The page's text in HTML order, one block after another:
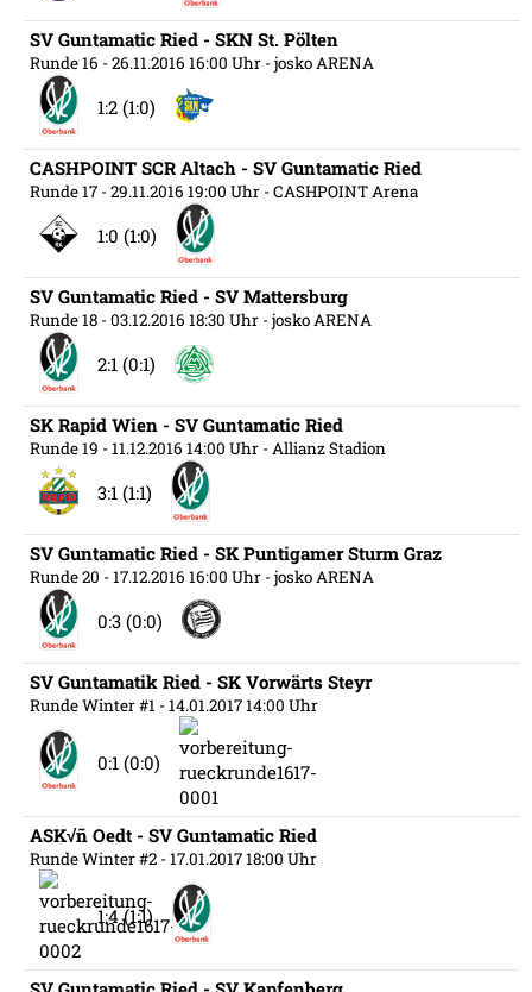
SV Guntamatic Ried - SKN St. Pölten
Runde 16 - 26.11.2016 16:00 Uhr - josko ARENA
1:2 (1:0)
CASHPOINT SCR Altach - SV Guntamatic Ried
Runde 17 - 29.11.2016 19:00 Uhr - CASHPOINT Arena
1:0 (1:0)
SV Guntamatic Ried - SV Mattersburg
Runde 18 - 03.12.2016 18:30 Uhr - josko ARENA
2:1 (0:1)
SK Rapid Wien - SV Guntamatic Ried
Runde 19 - 11.12.2016 14:00 Uhr - Allianz Stadion
3:1 (1:1)
SV Guntamatic Ried - SK Puntigamer Sturm Graz
Runde 20 - 17.12.2016 16:00 Uhr - josko ARENA
0:3 (0:0)
SV Guntamatik Ried - SK Vorwärts Steyr
Runde Winter #1 - 14.01.2017 14:00 Uhr
0:1 (0:0)
ASK√ñ Oedt - SV Guntamatic Ried
Runde Winter #2 - 17.01.2017 18:00 Uhr
1:4 (1:1)